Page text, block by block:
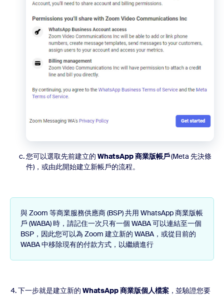
您可以選取先前建立的 WhatsApp 商業版帳戶(Meta 先決條
件)，或由此開始建立新帳戶的流程。
與 Zoom 等商業服務供應商 (BSP) 共用 WhatsApp 商業版帳
戶 (WABA) 時，請記住一次只有一個 WABA 可以連結至一個
BSP，因此您可以為 Zoom 建立新的 WABA，或從目前的
WABA 中移除現有的付款方式，以繼續進行
下一步就是建立新的 WhatsApp 商業版個人檔案，並驗證您要